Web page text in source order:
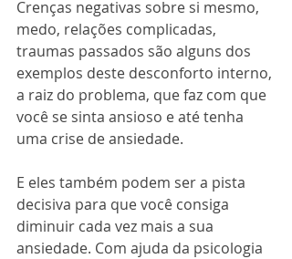
Crenças negativas sobre si mesmo,
medo, relações complicadas,
traumas passados são alguns dos
exemplos deste desconforto interno,
a raiz do problema, que faz com que
você se sinta ansioso e até tenha
uma crise de ansiedade.
E eles também podem ser a pista
decisiva para que você consiga
diminuir cada vez mais a sua
ansiedade. Com ajuda da psicologia